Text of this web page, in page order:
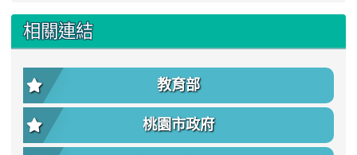
相關連結
教育部
桃園市政府